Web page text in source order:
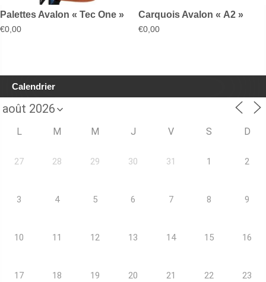
Palettes Avalon « Tec One »
€0,00
Carquois Avalon « A2 »
€0,00
Calendrier
L M M J V S D
27 28 29 30 31 1 2
3 4 5 6 7 8 9
10 11 12 13 14 15 16
17 18 19 20 21 22 23